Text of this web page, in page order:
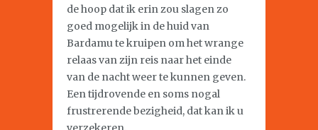
de hoop dat ik erin zou slagen zo
goed mogelijk in de huid van
Bardamu te kruipen om het wrange
relaas van zijn reis naar het einde
van de nacht weer te kunnen geven.
Een tijdrovende en soms nogal
frustrerende bezigheid, dat kan ik u